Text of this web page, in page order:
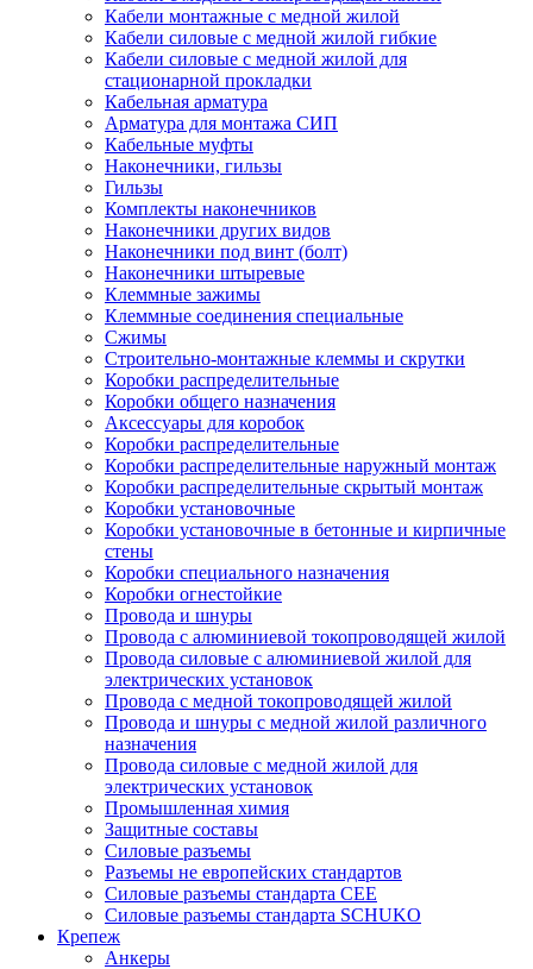
Кабели монтажные с медной жилой
Кабели силовые с медной жилой гибкие
Кабели силовые с медной жилой для
стационарной прокладки
Кабельная арматура
Арматура для монтажа СИП
Кабельные муфты
Наконечники, гильзы
Гильзы
Комплекты наконечников
Наконечники других видов
Наконечники под винт (болт)
Наконечники штыревые
Клеммные зажимы
Клеммные соединения специальные
Сжимы
Строительно-монтажные клеммы и скрутки
Коробки распределительные
Коробки общего назначения
Аксессуары для коробок
Коробки распределительные
Коробки распределительные наружный монтаж
Коробки распределительные скрытый монтаж
Коробки установочные
Коробки установочные в бетонные и кирпичные
стены
Коробки специального назначения
Коробки огнестойкие
Провода и шнуры
Провода с алюминиевой токопроводящей жилой
Провода силовые с алюминиевой жилой для
электрических установок
Провода с медной токопроводящей жилой
Провода и шнуры с медной жилой различного
назначения
Провода силовые с медной жилой для
электрических установок
Промышленная химия
Защитные составы
Силовые разъемы
Разъемы не европейских стандартов
Силовые разъемы стандарта CEE
Силовые разъемы стандарта SCHUKO
Крепеж
Анкеры